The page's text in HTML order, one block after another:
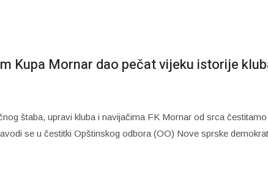
Kupa Mornar dao pečat vijeku istorije
štaba, upravi kluba i navijačima FK Mornar od srca čestitamo
se u čestitki Opštinskog odbora (OO) Nove sprske